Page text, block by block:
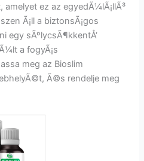
amelyet ez az egyedÃ¼lÃ¡llÃ³
Ã¡ll a biztonsÃ¡gos
egy sÃºlycsÃ¶kkentÅ‘
a fogyÃ¡s
meg az Bioslim
Ã©s rendelje meg